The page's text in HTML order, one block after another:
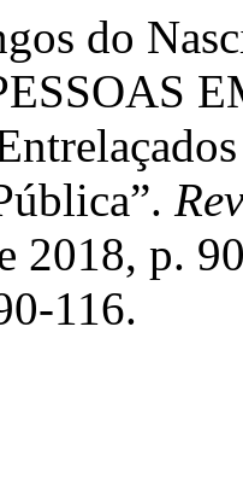
do
2018, p.
116.